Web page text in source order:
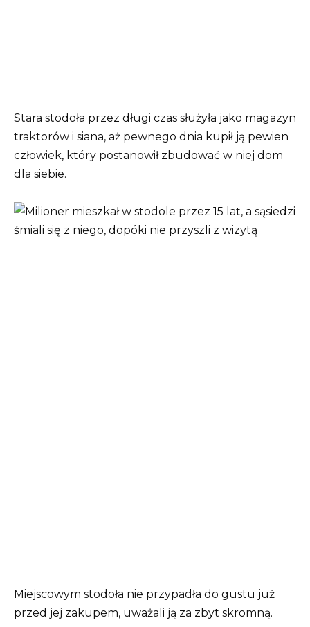
Stara stodoła przez długi czas służyła jako magazyn
traktorów i siana, aż pewnego dnia kupił ją pewien
człowiek, który postanowił zbudować w niej dom
dla siebie.
Miejscowym stodoła nie przypadła do gustu już
przed jej zakupem, uważali ją za zbyt skromną.